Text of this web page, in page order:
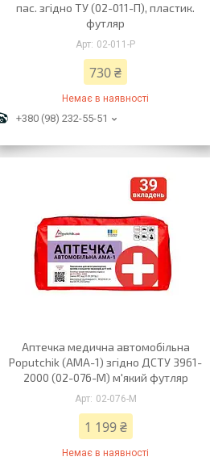
пас. згiдно ТУ (02-011-П), пластик.
футляр
02-011-P
730 ₴
Немає в наявності
+380 (98) 232-55-51
Аптечка медична автомобільна
Poputchik (АМА-1) згідно ДСТУ 3961-
2000 (02-076-М) м'який футляр
02-076-M
1 199 ₴
Немає в наявності